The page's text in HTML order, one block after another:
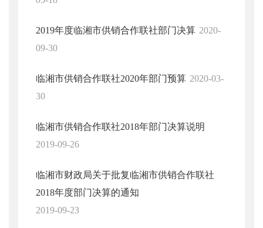
2019年度临湘市供销合作联社部门决算 2020-
09-30
临湘市供销合作联社2020年部门预算 2020-03-
30
临湘市供销合作联社2018年部门决算说明
2019-09-26
临湘市财政局关于批复临湘市供销合作联社
2018年度部门决算的通知
2019-09-23